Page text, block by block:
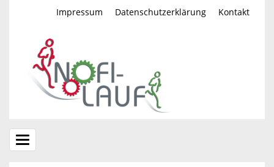
Impressum Datenschutzerklärung Kontakt
Toggle
navigation